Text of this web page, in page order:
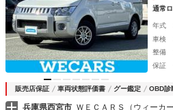
通常
年式
車検
整備
保証
販売店保証 車両状態評価書 グー鑑定 OBD診
兵庫県西宮市 ＷＥＣＡＲＳ（ウィーカ